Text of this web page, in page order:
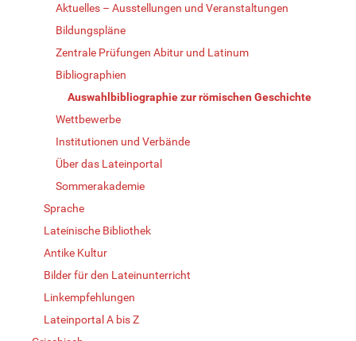
Aktuelles – Ausstellungen und Veranstaltungen
Bildungspläne
Zentrale Prüfungen Abitur und Latinum
Bibliographien
Auswahlbibliographie zur römischen Geschichte
Wettbewerbe
Institutionen und Verbände
Über das Lateinportal
Sommerakademie
Sprache
Lateinische Bibliothek
Antike Kultur
Bilder für den Lateinunterricht
Linkempfehlungen
Lateinportal A bis Z